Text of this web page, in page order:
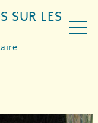
SUR LES